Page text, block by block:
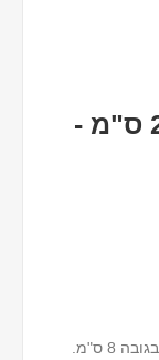
תבנית אפיה לטורט 25 ס"מ -
תבנית אפיה לעוגת טורט בקוטר 25 ס"מ ובגובה 8 ס"מ.